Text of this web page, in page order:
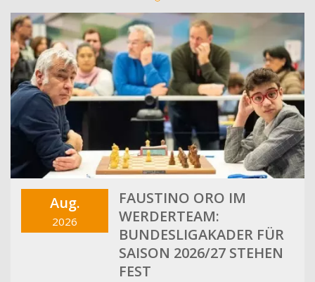
Aug.
2026
FAUSTINO ORO IM
WERDERTEAM:
BUNDESLIGAKADER FÜR
SAISON 2026/27 STEHEN
FEST